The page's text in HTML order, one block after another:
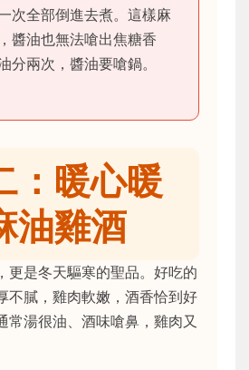
次全部倒進去煮。這樣麻
醬油也無法嗆出焦糖香
分兩次，醬油要嗆鍋。
：暖心暖
油雞酒
更是冬天驅寒的聖品。好吃的
不膩，雞肉軟嫩，酒香恰到好
常湯很油、酒味嗆鼻，雞肉又